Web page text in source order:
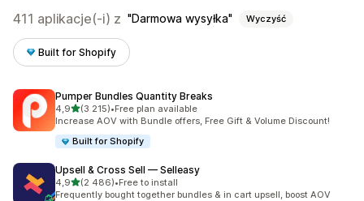
411 aplikacje(-i) z Darmowa wysyłka Wyczyść
Built for Shopify
Pumper Bundles Quantity Breaks
4,9na 5 gwiazdek
(3 215)
Łączna liczba recenzji: 3215
•Free plan available
Increase AOV with Bundle offers, Free Gift & Volume Discount!
Built for Shopify
Upsell & Cross Sell — Selleasy
4,9na 5 gwiazdek
(2 486)
Łączna liczba recenzji: 2486
•Free to install
Frequently bought together bundles & in cart upsell, boost AOV